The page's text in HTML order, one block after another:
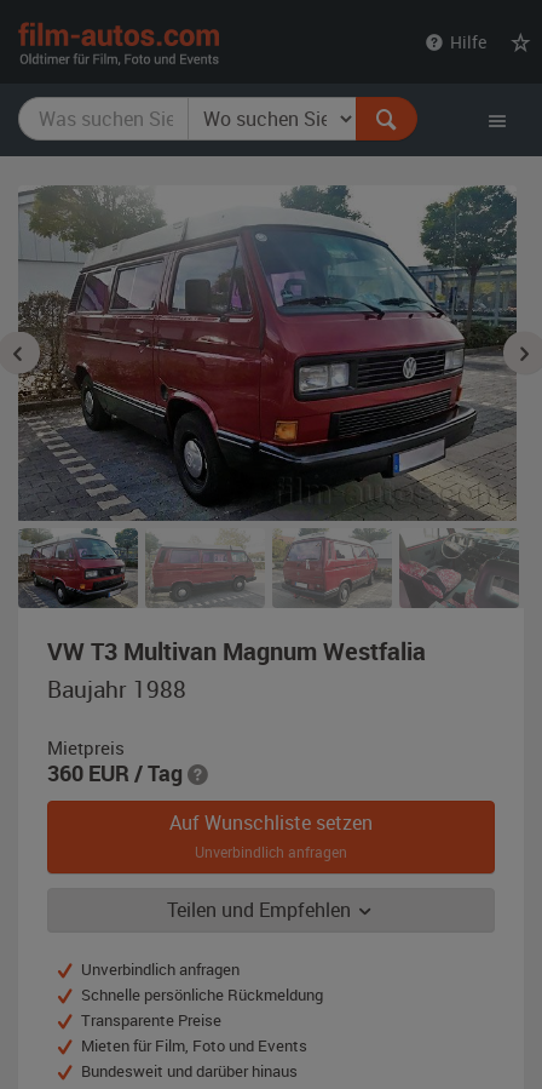
Hilfe
VW T3 Multivan Magnum Westfalia
Baujahr 1988
Mietpreis
360 EUR / Tag
Auf Wunschliste setzen
Unverbindlich anfragen
Teilen und Empfehlen
Unverbindlich anfragen
Schnelle persönliche Rückmeldung
Transparente Preise
Mieten für Film, Foto und Events
Bundesweit und darüber hinaus